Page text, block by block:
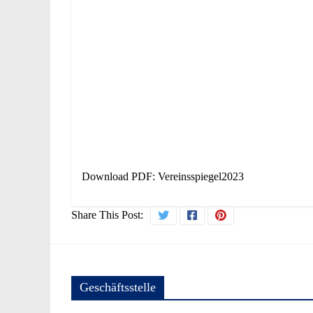
Download PDF: Vereinsspiegel2023
Share This Post:
Geschäftsstelle